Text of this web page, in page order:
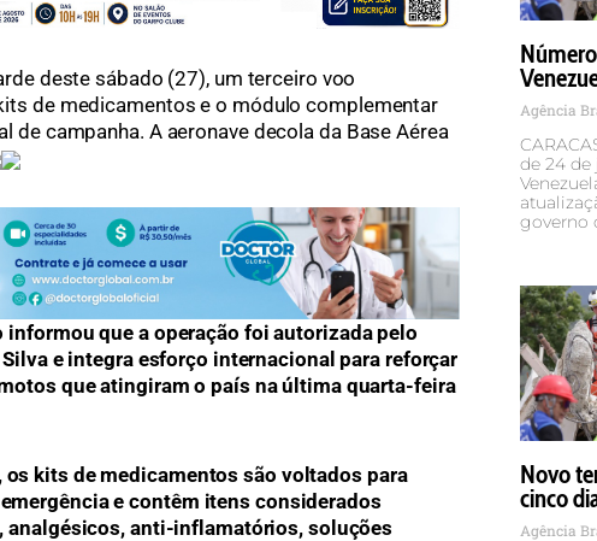
deste sábado (27), um terceiro voo
de medicamentos e o módulo complementar
de campanha. A aeronave decola da Base Aérea
informou que a operação foi autorizada pelo
e integra esforço internacional para reforçar
que atingiram o país na última quarta-feira
kits de medicamentos são voltados para
e contêm itens considerados
anti-inflamatórios, soluções
Agência
de 24
governo
Novo
cinco
Agência